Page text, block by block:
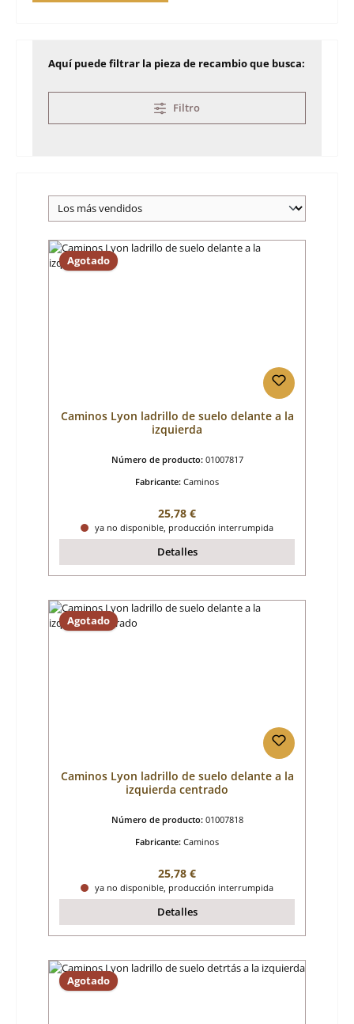
Aquí puede filtrar la pieza de recambio que busca:
Filtro
Agotado
Caminos Lyon ladrillo de suelo delante a la
izquierda
Número de producto: 01007817
Fabricante: Caminos
Precio normal:
25,78 €
ya no disponible, producción interrumpida
Detalles
Agotado
Caminos Lyon ladrillo de suelo delante a la
izquierda centrado
Número de producto: 01007818
Fabricante: Caminos
Precio normal:
25,78 €
ya no disponible, producción interrumpida
Detalles
Agotado